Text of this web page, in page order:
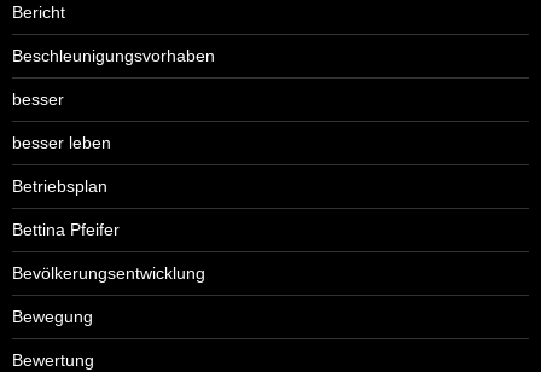
Bericht
Beschleunigungsvorhaben
besser
besser leben
Betriebsplan
Bettina Pfeifer
Bevölkerungsentwicklung
Bewegung
Bewertung